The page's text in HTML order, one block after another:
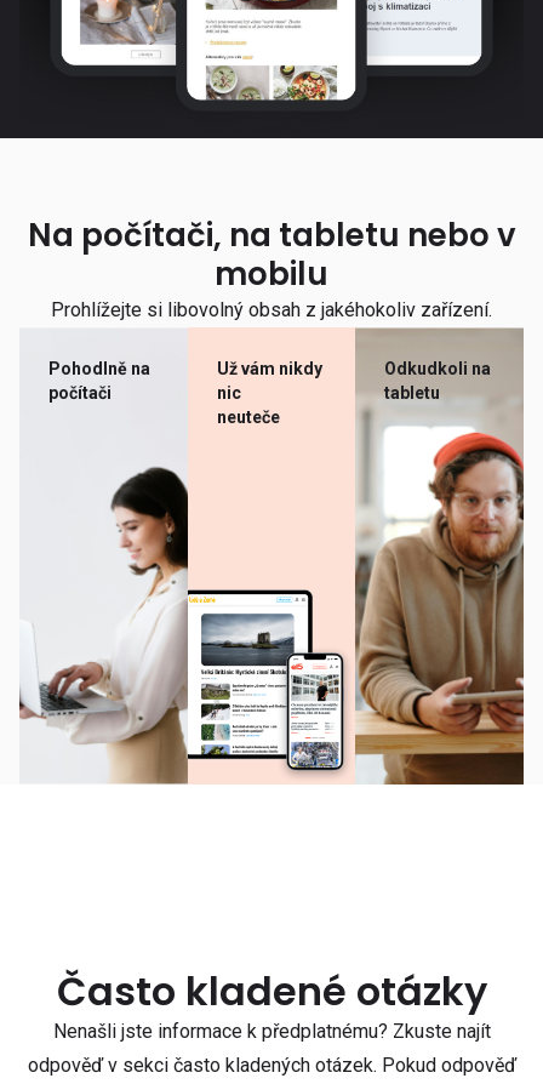
Na počítači, na tabletu nebo v
mobilu
Prohlížejte si libovolný obsah z jakéhokoliv zařízení.
Pohodlně na
počítači
Už vám nikdy
nic
neuteče
Odkudkoli na
tabletu
Často kladené otázky
Nenašli jste informace k předplatnému? Zkuste najít
odpověď v sekci často kladených otázek. Pokud odpověď